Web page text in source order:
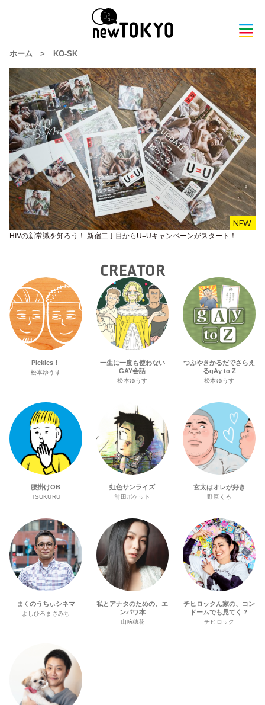
ホーム > KO-SK
HIVの新常識を知ろう！ 新宿二丁目からU=Uキャンペーンがスタート！
CREATOR
Pickles！
松本ゆうす
一生に一度も使わない
GAY会話
松本ゆうす
つぶやきかるだでさらえ
るgAy to Z
松本ゆうす
腰掛けOB
TSUKURU
虹色サンライズ
前田ポケット
玄太はオレが好き
野原くろ
まくのうちぃシネマ
よしひろまさみち
私とアナタのための、エ
ンパワ本
山﨑穂花
チヒロックん家の、コン
ドームでも見てく？
チヒロック